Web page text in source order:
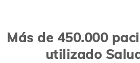
Más de 450.000
utilizado